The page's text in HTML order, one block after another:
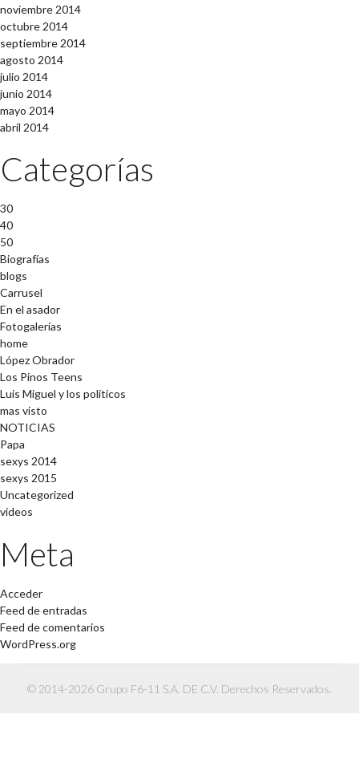
noviembre 2014
octubre 2014
septiembre 2014
agosto 2014
julio 2014
junio 2014
mayo 2014
abril 2014
Categorías
30
40
50
Biografías
blogs
Carrusel
En el asador
Fotogalerías
home
López Obrador
Los Pinos Teens
Luis Miguel y los políticos
mas visto
NOTICIAS
Papa
sexys 2014
sexys 2015
Uncategorized
videos
Meta
Acceder
Feed de entradas
Feed de comentarios
WordPress.org
© 2014-2026 Grupo F6-11 S.A. DE C.V. Derechos Reservados.